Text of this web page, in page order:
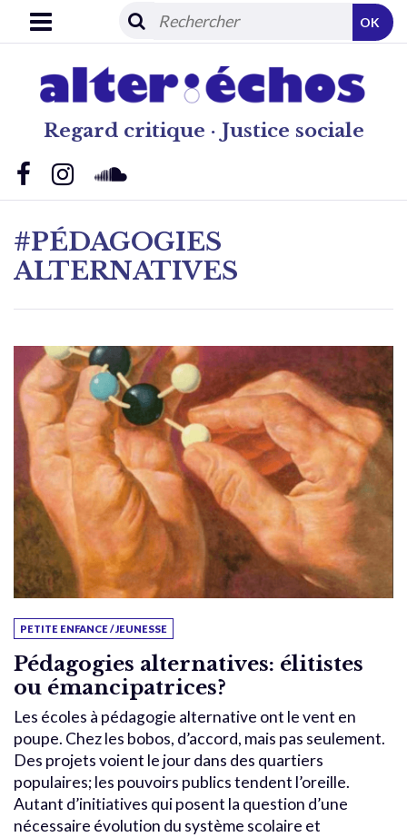
Regard critique · Justice sociale
OK
#PÉDAGOGIES
ALTERNATIVES
PETITE ENFANCE / JEUNESSE
Pédagogies alternatives: élitistes
ou émancipatrices?
Les écoles à pédagogie alternative ont le vent en
poupe. Chez les bobos, d’accord, mais pas seulement.
Des projets voient le jour dans des quartiers
populaires; les pouvoirs publics tendent l’oreille.
Autant d’initiatives qui posent la question d’une
nécessaire évolution du système scolaire et